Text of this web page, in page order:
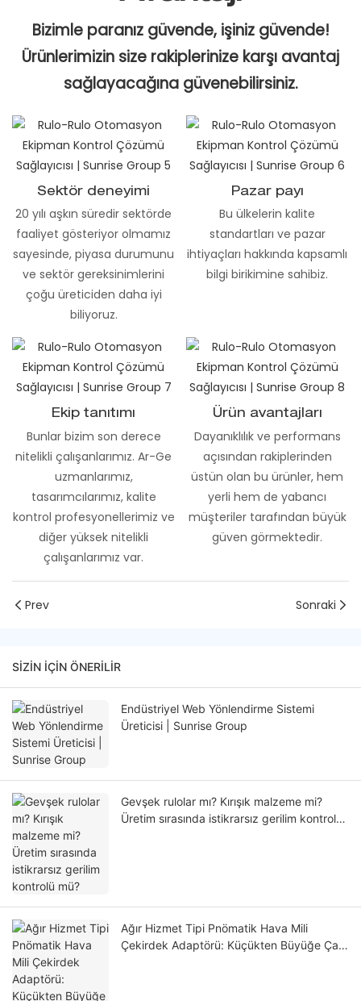
Bizimle paranız güvende, işiniz güvende!
Ürünlerimizin size rakiplerinize karşı avantaj
sağlayacağına güvenebilirsiniz.
Sektör deneyimi
20 yılı aşkın süredir sektörde
faaliyet gösteriyor olmamız
sayesinde, piyasa durumunu
ve sektör gereksinimlerini
çoğu üreticiden daha iyi
biliyoruz.
Pazar payı
Bu ülkelerin kalite
standartları ve pazar
ihtiyaçları hakkında kapsamlı
bilgi birikimine sahibiz.
Ekip tanıtımı
Bunlar bizim son derece
nitelikli çalışanlarımız. Ar-Ge
uzmanlarımız,
tasarımcılarımız, kalite
kontrol profesyonellerimiz ve
diğer yüksek nitelikli
çalışanlarımız var.
Ürün avantajları
Dayanıklılık ve performans
açısından rakiplerinden
üstün olan bu ürünler, hem
yerli hem de yabancı
müşteriler tarafından büyük
güven görmektedir.
Prev Sonraki
SIZIN IÇIN ÖNERILIR
Endüstriyel Web Yönlendirme Sistemi
Üreticisi | Sunrise Group
Gevşek rulolar mı? Kırışık malzeme mi?
Üretim sırasında istikrarsız gerilim kontrolü
Ağır Hizmet Tipi Pnömatik Hava Mili
Çekirdek Adaptörü: Küçükten Büyüğe Çap